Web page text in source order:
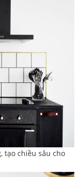
tạo chiều sâu cho